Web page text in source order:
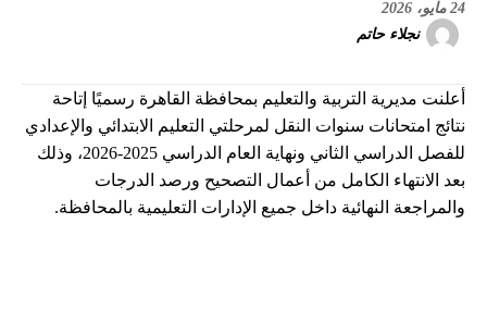
24 مايو، 2026
نجلاء حاتم
أعلنت مديرية التربية والتعليم بمحافظة القاهرة رسميًا إتاحة
نتائج امتحانات سنوات النقل لمرحلتي التعليم الابتدائي والإعدادي
للفصل الدراسي الثاني ونهاية العام الدراسي 2025-2026، وذلك
بعد الانتهاء الكامل من أعمال التصحيح ورصد الدرجات
والمراجعة النهائية داخل جميع الإدارات التعليمية بالمحافظة.